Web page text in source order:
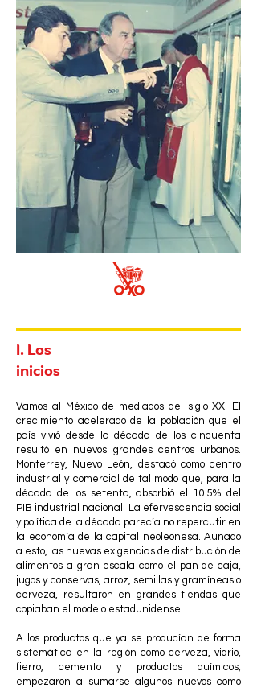
I. Los
inicios
Vamos al México de mediados del siglo XX. El
crecimiento acelerado de la población que el
país vivió desde la década de los cincuenta
resultó en nuevos grandes centros urbanos.
Monterrey, Nuevo León, destacó como centro
industrial y comercial de tal modo que, para la
década de los setenta, absorbió el 10.5% del
PIB industrial nacional. La efervescencia social
y política de la década parecía no repercutir en
la economía de la capital neoleonesa. Aunado
a esto, las nuevas exigencias de distribución de
alimentos a gran escala como el pan de caja,
jugos y conservas, arroz, semillas y gramíneas o
cerveza, resultaron en grandes tiendas que
copiaban el modelo estadunidense.
A los productos que ya se producían de forma
sistemática en la región como cerveza, vidrio,
fierro, cemento y productos químicos,
empezaron a sumarse algunos nuevos como